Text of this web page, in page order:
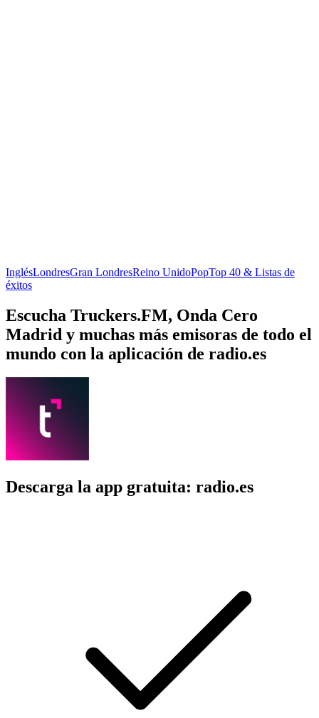
InglésLondresGran LondresReino UnidoPopTop 40 & Listas de
éxitos
Escucha Truckers.FM, Onda Cero
Madrid y muchas más emisoras de todo el
mundo con la aplicación de radio.es
Descarga la app gratuita: radio.es